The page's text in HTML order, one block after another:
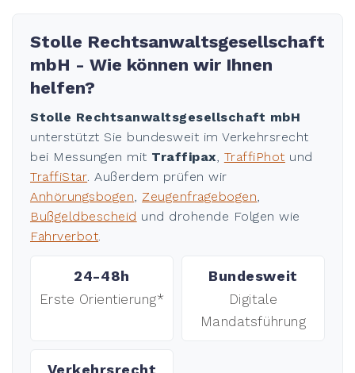
Stolle Rechtsanwaltsgesellschaft
mbH - Wie können wir Ihnen
helfen?
Stolle Rechtsanwaltsgesellschaft mbH
unterstützt Sie bundesweit im Verkehrsrecht
bei Messungen mit Traffipax, TraffiPhot und
TraffiStar. Außerdem prüfen wir
Anhörungsbogen, Zeugenfragebogen,
Bußgeldbescheid und drohende Folgen wie
Fahrverbot.
24-48h
Erste Orientierung*
Bundesweit
Digitale
Mandatsführung
Verkehrsrecht